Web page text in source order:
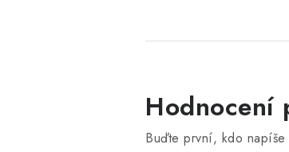
Hodnocení
Buďte první, kdo